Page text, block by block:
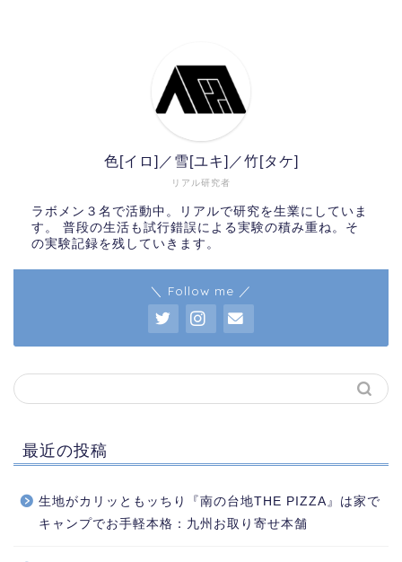
リアル研究者
色[イロ]／雪[ユキ]／竹[タケ]
ラボメン３名で活動中。リアルで研究を生業にしていま
す。 普段の生活も試行錯誤による実験の積み重ね。そ
の実験記録を残していきます。
＼ Follow me ／
最近の投稿
生地がカリッともッちり『南の台地THE PIZZA』は家で
キャンプでお手軽本格：九州お取り寄せ本舗